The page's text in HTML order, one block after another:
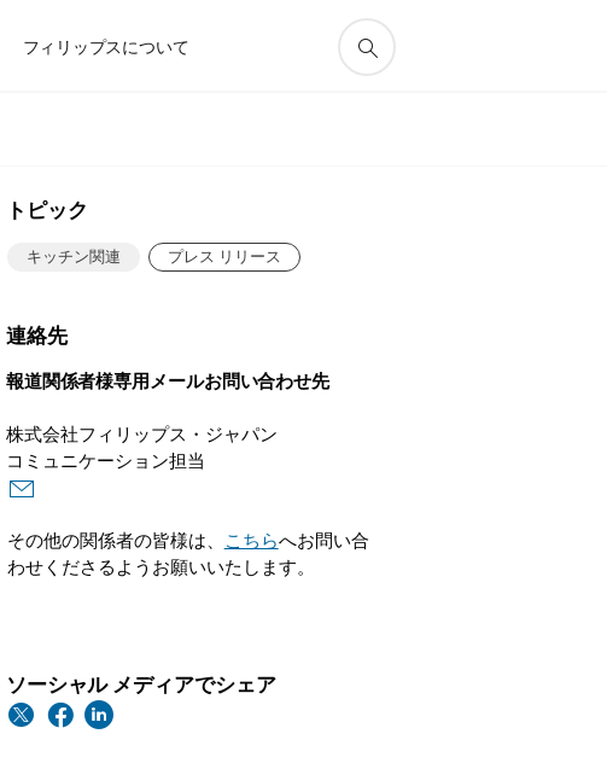
フィリップスについて
トピック
キッチン関連 プレス リリース
連絡先
報道関係者様専用メールお問い合わせ先
株式会社フィリップス・ジャパン
コミュニケーション担当
その他の関係者の皆様は、 こちらへお問い合
わせくださるようお願いいたします。
ソーシャル メディアでシェア